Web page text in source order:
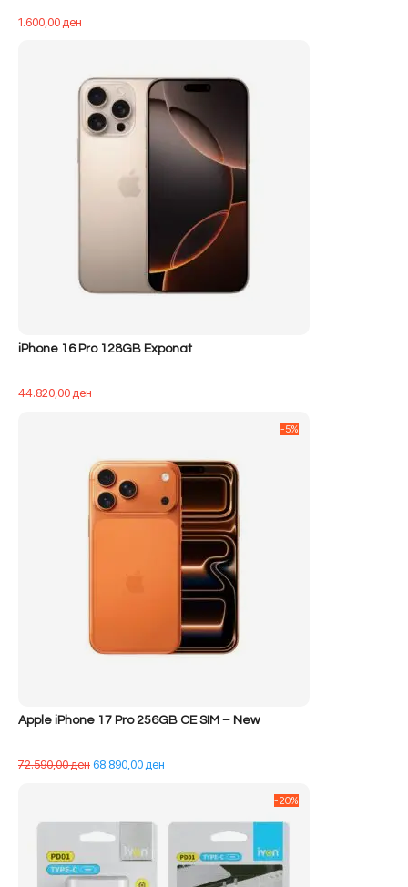
1.600,00ден
iPhone 16 Pro 128GB Exponat
44.820,00ден
Apple iPhone 17 Pro 256GB CE SIM – New
72.590,00денÇmimi
68.890,00ден
68.890,00 ден.
-5%
-20%